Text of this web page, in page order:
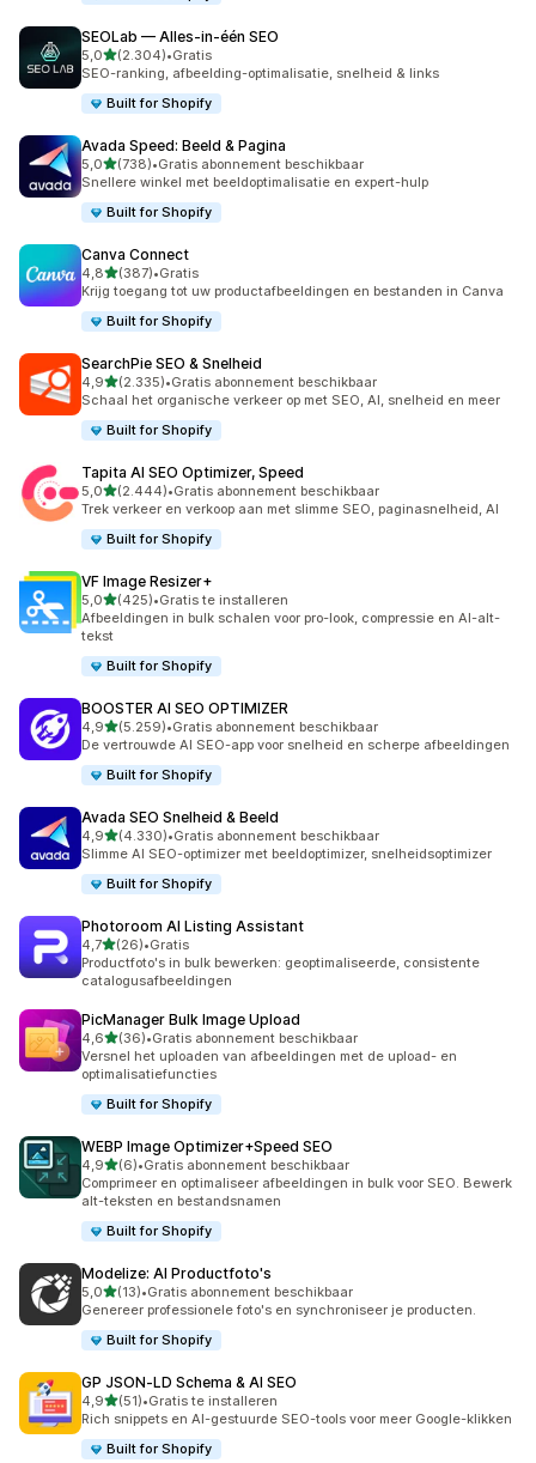
SEOLab — Alles‑in‑één SEO
5,0van 5 sterren
(2.304)
2304 recensies in totaal
•Gratis
SEO-ranking, afbeelding-optimalisatie, snelheid & links
Built for Shopify
Avada Speed: Beeld & Pagina
5,0van 5 sterren
(738)
738 recensies in totaal
•Gratis abonnement beschikbaar
Snellere winkel met beeldoptimalisatie en expert-hulp
Built for Shopify
Canva Connect
4,8van 5 sterren
(387)
387 recensies in totaal
•Gratis
Krijg toegang tot uw productafbeeldingen en bestanden in Canva
Built for Shopify
SearchPie SEO & Snelheid
4,9van 5 sterren
(2.335)
2335 recensies in totaal
•Gratis abonnement beschikbaar
Schaal het organische verkeer op met SEO, AI, snelheid en meer
Built for Shopify
Tapita AI SEO Optimizer, Speed
5,0van 5 sterren
(2.444)
2444 recensies in totaal
•Gratis abonnement beschikbaar
Trek verkeer en verkoop aan met slimme SEO, paginasnelheid, AI
Built for Shopify
VF Image Resizer+
5,0van 5 sterren
(425)
425 recensies in totaal
•Gratis te installeren
Afbeeldingen in bulk schalen voor pro-look, compressie en AI-alt-
tekst
Built for Shopify
BOOSTER AI SEO OPTIMIZER
4,9van 5 sterren
(5.259)
5259 recensies in totaal
•Gratis abonnement beschikbaar
De vertrouwde AI SEO-app voor snelheid en scherpe afbeeldingen
Built for Shopify
Avada SEO Snelheid & Beeld
4,9van 5 sterren
(4.330)
4330 recensies in totaal
•Gratis abonnement beschikbaar
Slimme AI SEO-optimizer met beeldoptimizer, snelheidsoptimizer
Built for Shopify
Photoroom AI Listing Assistant
4,7van 5 sterren
(26)
26 recensies in totaal
•Gratis
Productfoto's in bulk bewerken: geoptimaliseerde, consistente
catalogusafbeeldingen
PicManager Bulk Image Upload
4,6van 5 sterren
(36)
36 recensies in totaal
•Gratis abonnement beschikbaar
Versnel het uploaden van afbeeldingen met de upload- en
optimalisatiefuncties
Built for Shopify
WEBP Image Optimizer+Speed SEO
4,9van 5 sterren
(6)
6 recensies in totaal
•Gratis abonnement beschikbaar
Comprimeer en optimaliseer afbeeldingen in bulk voor SEO. Bewerk
alt-teksten en bestandsnamen
Built for Shopify
Modelize: AI Productfoto's
5,0van 5 sterren
(13)
13 recensies in totaal
•Gratis abonnement beschikbaar
Genereer professionele foto's en synchroniseer je producten.
Built for Shopify
GP JSON‑LD Schema & AI SEO
4,9van 5 sterren
(51)
51 recensies in totaal
•Gratis te installeren
Rich snippets en AI-gestuurde SEO-tools voor meer Google-klikken
Built for Shopify